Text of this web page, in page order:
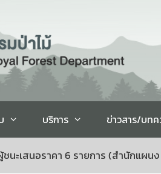
บริการ ข่าวสาร/บทค
ชนะเสนอราคา 6 รายการ (สำนักแผน